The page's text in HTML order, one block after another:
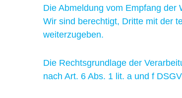
Die Abmeldung vom Empfang der
Wir sind berechtigt, Dritte mit der
weiterzugeben.
Die Rechtsgrundlage der
nach Art. 6 Abs. 1 lit. a und f